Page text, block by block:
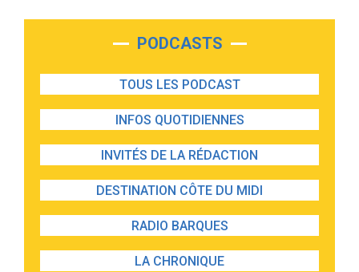
PODCASTS
TOUS LES PODCAST
INFOS QUOTIDIENNES
INVITÉS DE LA RÉDACTION
DESTINATION CÔTE DU MIDI
RADIO BARQUES
LA CHRONIQUE